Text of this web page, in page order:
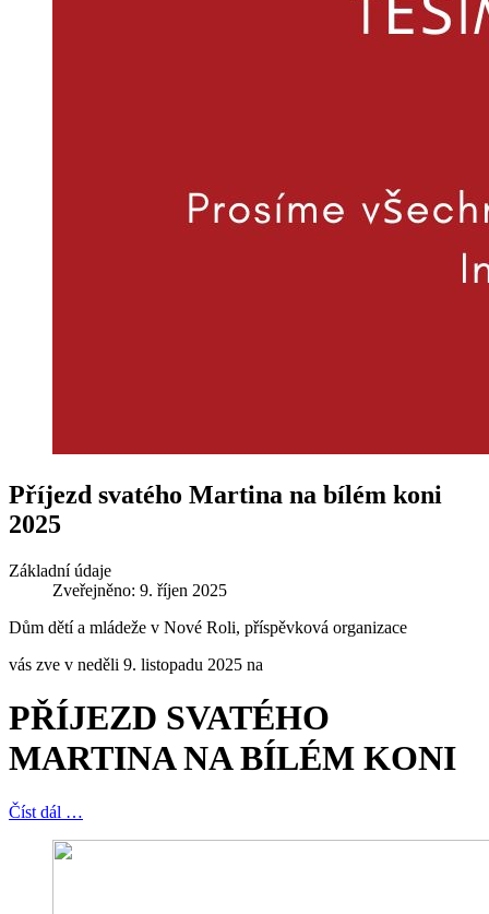
Příjezd svatého Martina na bílém koni
2025
Základní údaje
Zveřejněno: 9. říjen 2025
Dům dětí a mládeže v Nové Roli, příspěvková organizace
vás zve v neděli 9. listopadu 2025 na
PŘÍJEZD SVATÉHO
MARTINA NA BÍLÉM KONI
Číst dál …